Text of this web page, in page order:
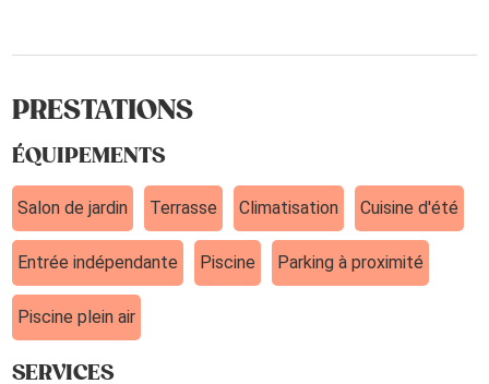
PRESTATIONS
ÉQUIPEMENTS
Salon de jardin Terrasse Climatisation Cuisine d'été
Entrée indépendante Piscine Parking à proximité
Piscine plein air
SERVICES